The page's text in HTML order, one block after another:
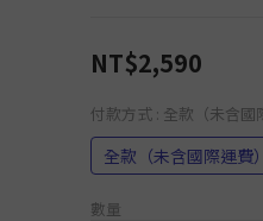
NT$2,590
付款方式 : 全款（未含國
全款（未含國際運費
數量